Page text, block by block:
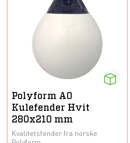
Polyform A0
Kulefender Hvit
280x210 mm
Kvalitetsfender fra norske